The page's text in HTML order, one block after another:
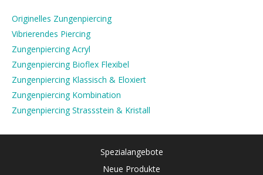
Originelles Zungenpiercing
Vibrierendes Piercing
Zungenpiercing Acryl
Zungenpiercing Bioflex Flexibel
Zungenpiercing Klassisch & Eloxiert
Zungenpiercing Kombination
Zungenpiercing Strassstein & Kristall
Spezialangebote
Neue Produkte